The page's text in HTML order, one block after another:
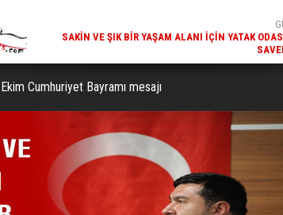
KARS'IN TURIZM POTANSIYELI
Cumhuriyet Bayramı mesajı